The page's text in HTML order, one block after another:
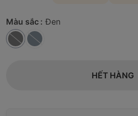
Màu sắc : Đen
HẾT HÀNG